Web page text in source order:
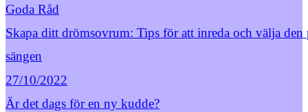
Goda Råd
Skapa ditt drömsovrum: Tips för att inreda och välja den
sängen
27/10/2022
Är det dags för en ny kudde?